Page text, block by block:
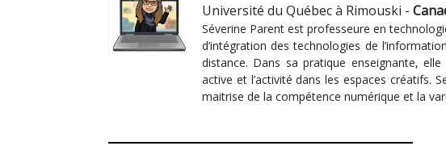
Université du Québec à Rimouski -
Séverine Parent est professeure en
d’intégration des technologies de
distance. Dans sa pratique enseignante,
active et l’activité dans les espaces créatifs.
maitrise de la compétence numérique et la